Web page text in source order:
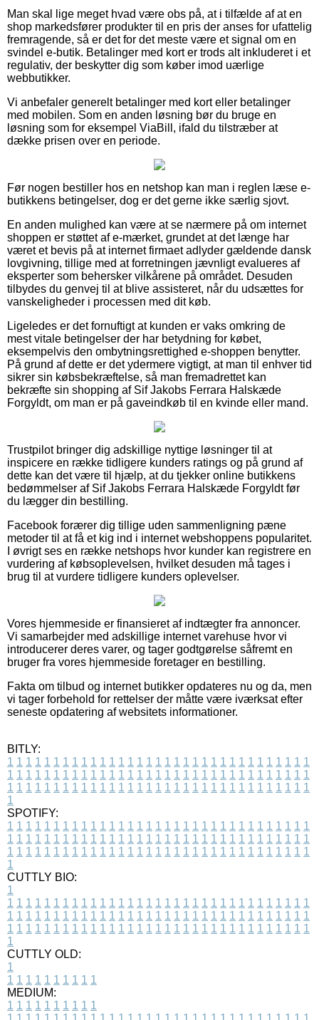
Man skal lige meget hvad være obs på, at i tilfælde af at en
shop markedsfører produkter til en pris der anses for ufattelig
fremragende, så er det for det meste være et signal om en
svindel e-butik. Betalinger med kort er trods alt inkluderet i et
regulativ, der beskytter dig som køber imod uærlige
webbutikker.
Vi anbefaler generelt betalinger med kort eller betalinger
med mobilen. Som en anden løsning bør du bruge en
løsning som for eksempel ViaBill, ifald du tilstræber at
dække prisen over en periode.
Før nogen bestiller hos en netshop kan man i reglen læse e-
butikkens betingelser, dog er det gerne ikke særlig sjovt.
En anden mulighed kan være at se nærmere på om internet
shoppen er støttet af e-mærket, grundet at det længe har
været et bevis på at internet firmaet adlyder gældende dansk
lovgivning, tillige med at forretningen jævnligt evalueres af
eksperter som behersker vilkårene på området. Desuden
tilbydes du genvej til at blive assisteret, når du udsættes for
vanskeligheder i processen med dit køb.
Ligeledes er det fornuftigt at kunden er vaks omkring de
mest vitale betingelser der har betydning for købet,
eksempelvis den ombytningsrettighed e-shoppen benytter.
På grund af dette er det ydermere vigtigt, at man til enhver tid
sikrer sin købsbekræftelse, så man fremadrettet kan
bekræfte sin shopping af Sif Jakobs Ferrara Halskæde
Forgyldt, om man er på gaveindkøb til en kvinde eller mand.
Trustpilot bringer dig adskillige nyttige løsninger til at
inspicere en række tidligere kunders ratings og på grund af
dette kan det være til hjælp, at du tjekker online butikkens
bedømmelser af Sif Jakobs Ferrara Halskæde Forgyldt før
du lægger din bestilling.
Facebook forærer dig tillige uden sammenligning pæne
metoder til at få et kig ind i internet webshoppens popularitet.
I øvrigt ses en række netshops hvor kunder kan registrere en
vurdering af købsoplevelsen, hvilket desuden må tages i
brug til at vurdere tidligere kunders oplevelser.
Vores hjemmeside er finansieret af indtægter fra annoncer.
Vi samarbejder med adskillige internet varehuse hvor vi
introducerer deres varer, og tager godtgørelse såfremt en
bruger fra vores hjemmeside foretager en bestilling.
Fakta om tilbud og internet butikker opdateres nu og da, men
vi tager forbehold for rettelser der måtte være iværksat efter
seneste opdatering af websitets informationer.
BITLY:
1 1 1 1 1 1 1 1 1 1 1 1 1 1 1 1 1 1 1 1 1 1 1 1 1 1 1 1 1 1 1 1 1
1 1 1 1 1 1 1 1 1 1 1 1 1 1 1 1 1 1 1 1 1 1 1 1 1 1 1 1 1 1 1 1 1
1 1 1 1 1 1 1 1 1 1 1 1 1 1 1 1 1 1 1 1 1 1 1 1 1 1 1 1 1 1 1 1 1
1
SPOTIFY:
1 1 1 1 1 1 1 1 1 1 1 1 1 1 1 1 1 1 1 1 1 1 1 1 1 1 1 1 1 1 1 1 1
1 1 1 1 1 1 1 1 1 1 1 1 1 1 1 1 1 1 1 1 1 1 1 1 1 1 1 1 1 1 1 1 1
1 1 1 1 1 1 1 1 1 1 1 1 1 1 1 1 1 1 1 1 1 1 1 1 1 1 1 1 1 1 1 1 1
1
CUTTLY BIO:
1
1 1 1 1 1 1 1 1 1 1 1 1 1 1 1 1 1 1 1 1 1 1 1 1 1 1 1 1 1 1 1 1 1
1 1 1 1 1 1 1 1 1 1 1 1 1 1 1 1 1 1 1 1 1 1 1 1 1 1 1 1 1 1 1 1 1
1 1 1 1 1 1 1 1 1 1 1 1 1 1 1 1 1 1 1 1 1 1 1 1 1 1 1 1 1 1 1 1 1
1
CUTTLY OLD:
1
1 1 1 1 1 1 1 1 1 1
MEDIUM:
1 1 1 1 1 1 1 1 1 1